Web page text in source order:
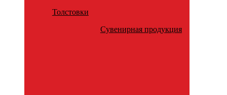
Толстовки
Сувенирная продукция